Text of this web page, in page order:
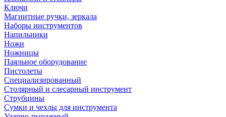
Ключи
Магнитные ручки, зеркала
Наборы инструментов
Напильники
Ножи
Ножницы
Паяльное оборудование
Пистолеты
Специализированный
Столярный и слесарный инструмент
Струбцины
Сумки и чехлы для инструмента